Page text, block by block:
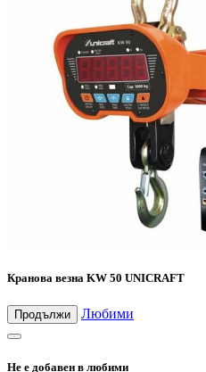
Кранова везна KW 50 UNICRAFT
Продължи Любими
Не е добавен в любими